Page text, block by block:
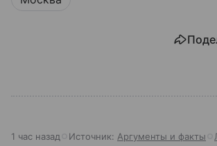
1 час назад Источник: Аргументы и факты